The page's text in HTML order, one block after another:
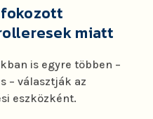
miatt
is egyre többen –
– választják az
eszközként.